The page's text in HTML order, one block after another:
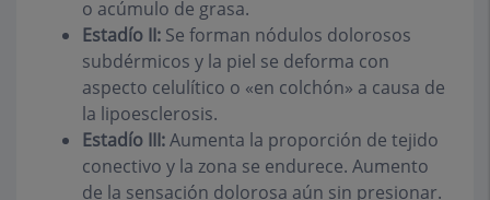
o acúmulo de grasa.
Estadío II: Se forman nódulos dolorosos
subdérmicos y la piel se deforma con
aspecto celulítico o «en colchón» a causa de
la lipoesclerosis.
Estadío III:Aumenta la proporción de tejido
conectivo y la zona se endurece. Aumento
de la sensación dolorosa aún sin presionar.